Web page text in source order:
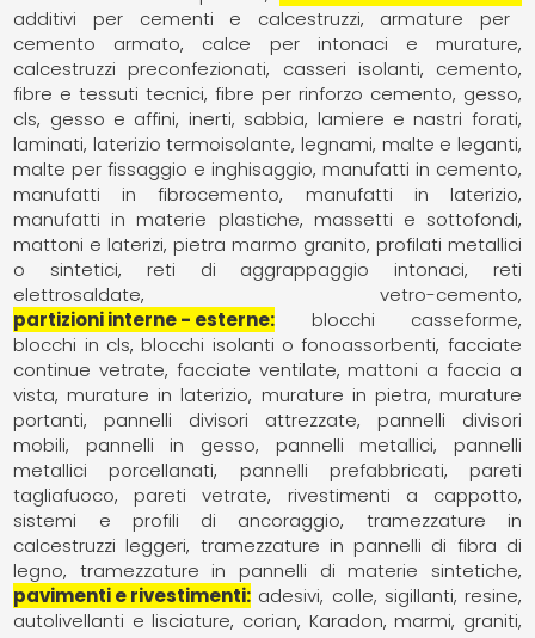
additivi per cementi e calcestruzzi
armature per
cemento armato
calce per intonaci e murature
calcestruzzi preconfezionati
casseri isolanti
cemento
fibre e tessuti tecnici fibre per rinforzo cemento, gesso,
cls gesso e affini inerti, sabbia lamiere e nastri forati
laminati laterizio termoisolante legnami malte e leganti
malte per fissaggio e inghisaggio manufatti in cemento
manufatti in fibrocemento
manufatti in laterizio
manufatti in materie plastiche
massetti e sottofondi
mattoni e laterizi pietra marmo granito profilati metallici
o sintetici
reti di aggrappaggio intonaci
reti
elettrosaldate
vetro-cemento
partizioni interne - esterne
blocchi casseforme
blocchi in cls blocchi isolanti o fonoassorbenti facciate
continue vetrate facciate ventilate mattoni a faccia a
vista murature in laterizio murature in pietra murature
portanti
pannelli divisori attrezzate
pannelli divisori
mobili
pannelli in gesso pannelli metallici
pannelli
metallici porcellanati
pannelli prefabbricati
pareti
tagliafuoco
pareti vetrate
rivestimenti a cappotto
sistemi e profili di ancoraggio
tramezzature in
calcestruzzi leggeri tramezzature in pannelli di fibra di
legno
tramezzature in pannelli di materie sintetiche
pavimenti e rivestimenti adesivi, colle, sigillanti, resine
autolivellanti e lisciature corian Karadon marmi, graniti,